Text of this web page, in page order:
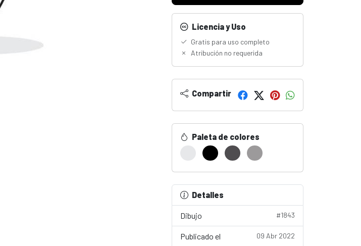
Licencia y Uso
Gratis para uso completo
Atribución no requerida
Compartir
Paleta de colores
Detalles
Dibujo #1843
Publicado el 09 Abr 2022